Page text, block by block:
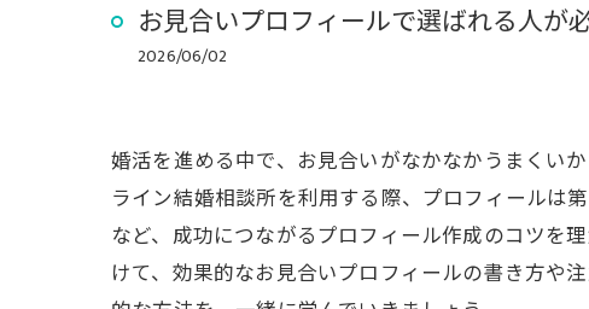
お見合いプロフィールで選ばれる人が
2026/06/02
婚活を進める中で、お見合いがなかなかうまくい
ライン結婚相談所を利用する際、プロフィールは
など、成功につながるプロフィール作成のコツを
けて、効果的なお見合いプロフィールの書き方や